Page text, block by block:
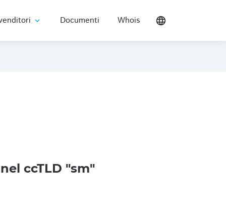
expand_more Documenti Whois language
ccTLD "sm"